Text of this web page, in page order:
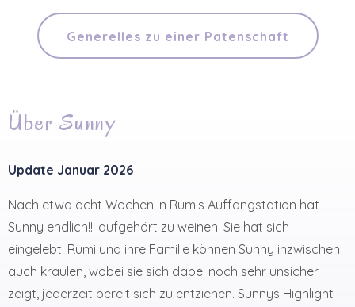
Generelles zu einer Patenschaft
Über Sunny
Update Januar 2026
Nach etwa acht Wochen in Rumis Auffangstation hat
Sunny endlich!!! aufgehört zu weinen. Sie hat sich
eingelebt. Rumi und ihre Familie können Sunny inzwischen
auch kraulen, wobei sie sich dabei noch sehr unsicher
zeigt, jederzeit bereit sich zu entziehen. Sunnys Highlight